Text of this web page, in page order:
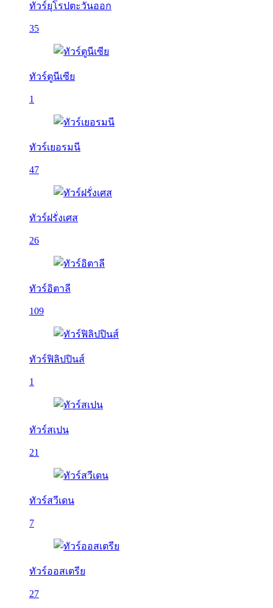
ทัวร์ยุโรปตะวันออก
35
ทัวร์ตูนีเซีย
1
ทัวร์เยอรมนี
47
ทัวร์ฝรั่งเศส
26
ทัวร์อิตาลี
109
ทัวร์ฟิลิปปินส์
1
ทัวร์สเปน
21
ทัวร์สวีเดน
7
ทัวร์ออสเตรีย
27